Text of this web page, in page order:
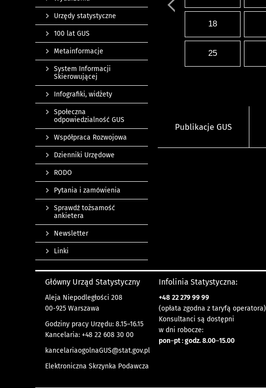
18
25
Publikacje GUS
Urzędy statystyczne
100 lat GUS
Metainformacje
System Informacji
Skierowującej
Infografiki, widżety
Społeczna
odpowiedzialność GUS
Współpraca Rozwojowa
Dzienniki Urzędowe
RODO
Pytania i zamówienia
Sprawdź tożsamość
ankietera
Newsletter
Linki
Główny Urząd Statystyczny
Aleja Niepodległości 208
00-925 Warszawa
Godziny pracy Urzędu: 8.15–16.15
Kancelaria: +48 22 608 30 00
kancelariaogolnaGUS@stat.gov.pl
Elektroniczna Skrzynka Podawcza
Infolinia Statystyczna:
+48 22 279 99 99
(opłata zgodna z taryfą operatora)
Konsultanci są dostępni
w dni robocze:
pon–pt : godz. 8.00–15.00